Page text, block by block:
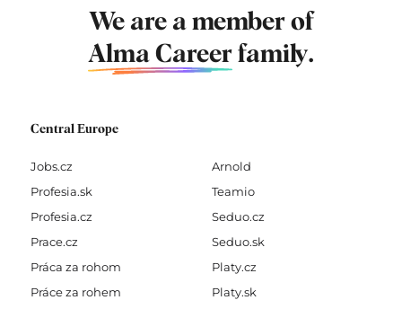
We are a member of
Alma Career family.
Central Europe
Jobs.cz
Profesia.sk
Profesia.cz
Prace.cz
Práca za rohom
Práce za rohem
Arnold
Teamio
Seduo.cz
Seduo.sk
Platy.cz
Platy.sk